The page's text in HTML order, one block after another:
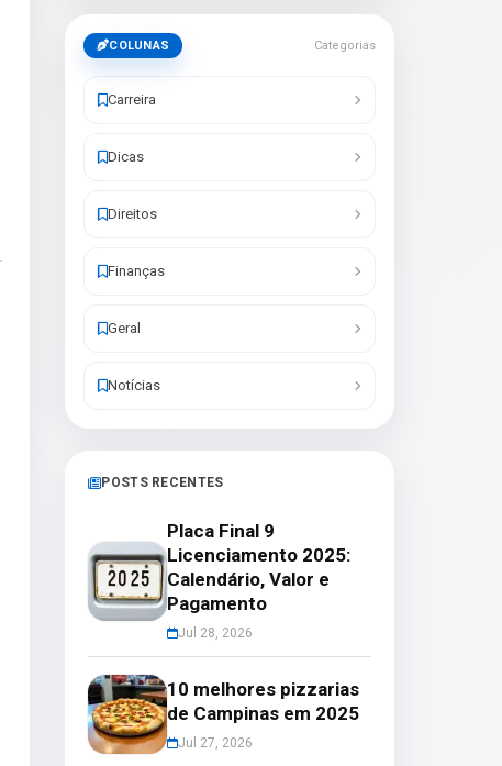
COLUNAS Categorias
Carreira
Dicas
Direitos
Finanças
Geral
Notícias
POSTS RECENTES
Placa Final 9
Licenciamento 2025:
Calendário, Valor e
Pagamento
Jul 28, 2026
10 melhores pizzarias
de Campinas em 2025
Jul 27, 2026